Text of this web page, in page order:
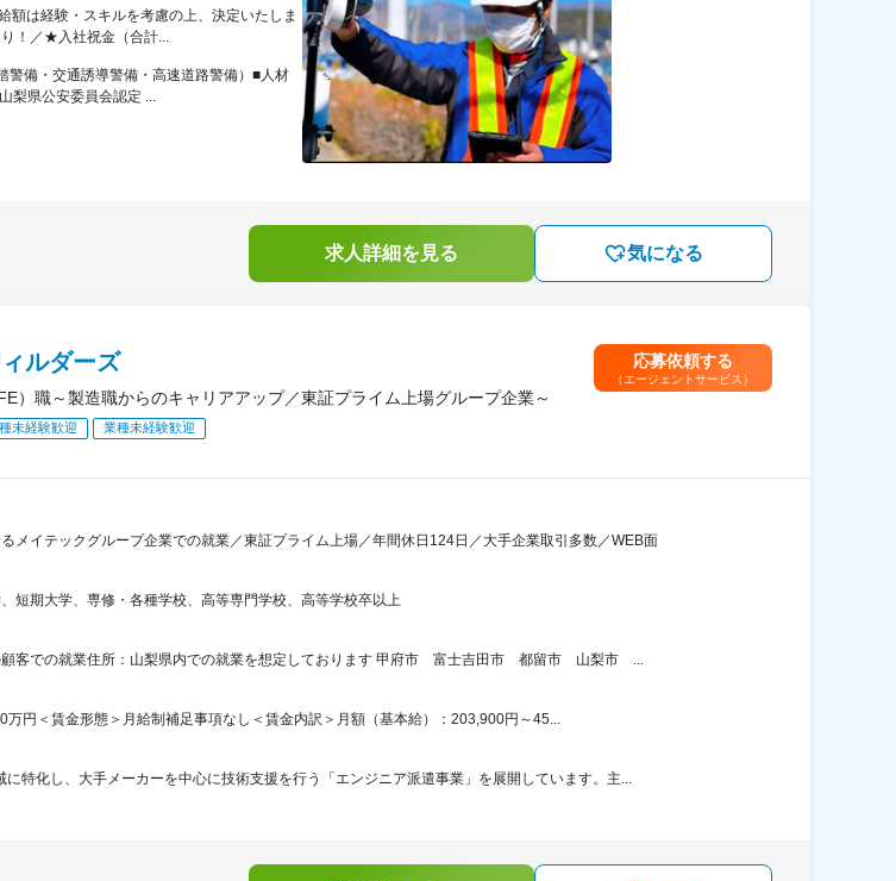
額は経験・スキルを考慮の上、決定いたしま
！／★入社祝金（合計...
警備・交通誘導警備・高速道路警備）■人材
梨県公安委員会認定 ...
求人詳細を見る 気になる
ルダーズ
）職～製造職からのキャリアアップ／東証プライム上場グループ企業～
未経験歓迎 業種未経験歓迎
応募依頼する
（エージェントサービス）
メイテックグループ企業での就業／東証プライム上場／年間休日124日／大手企業取引多数／WEB面
短期大学、専修・各種学校、高等専門学校、高等学校卒以上
顧客での就業住所：山梨県内での就業を想定しております 甲府市 富士吉田市 都留市 山梨市 ...
万円＜賃金形態＞月給制補足事項なし＜賃金内訳＞月額（基本給）：203,900円～45...
に特化し、大手メーカーを中心に技術支援を行う「エンジニア派遣事業」を展開しています。主...